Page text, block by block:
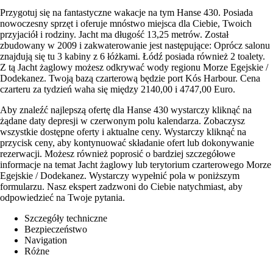
Przygotuj się na fantastyczne wakacje na tym Hanse 430. Posiada
nowoczesny sprzęt i oferuje mnóstwo miejsca dla Ciebie, Twoich
przyjaciół i rodziny. Jacht ma długość 13,25 metrów. Został
zbudowany w 2009 i zakwaterowanie jest następujące: Oprócz salonu
znajdują się tu 3 kabiny z 6 łóżkami. Łódź posiada również 2 toalety.
Z tą Jacht żaglowy możesz odkrywać wody regionu Morze Egejskie /
Dodekanez. Twoją bazą czarterową będzie port Kós Harbour. Cena
czarteru za tydzień waha się między 2140,00 i 4747,00 Euro.
Aby znaleźć najlepszą ofertę dla Hanse 430 wystarczy kliknąć na
żądane daty depresji w czerwonym polu kalendarza. Zobaczysz
wszystkie dostępne oferty i aktualne ceny. Wystarczy kliknąć na
przycisk ceny, aby kontynuować składanie ofert lub dokonywanie
rezerwacji. Możesz również poprosić o bardziej szczegółowe
informacje na temat Jacht żaglowy lub terytorium czarterowego Morze
Egejskie / Dodekanez. Wystarczy wypełnić pola w poniższym
formularzu. Nasz ekspert zadzwoni do Ciebie natychmiast, aby
odpowiedzieć na Twoje pytania.
Szczegóły techniczne
Bezpieczeństwo
Navigation
Różne